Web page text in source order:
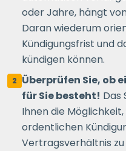
oder Jahre, hängt
Daran wiederum
Kündigungsfrist und
kündigen können.
2 Überprüfen Sie, ob
für Sie besteht! Das
Ihnen die
ordentlichen
Vertragsverhältnis zu